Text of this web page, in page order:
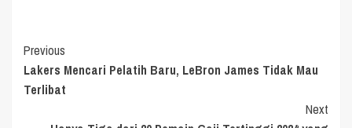
Continue
Reading
Previous
Lakers Mencari Pelatih Baru, LeBron James Tidak Mau
Terlibat
Next